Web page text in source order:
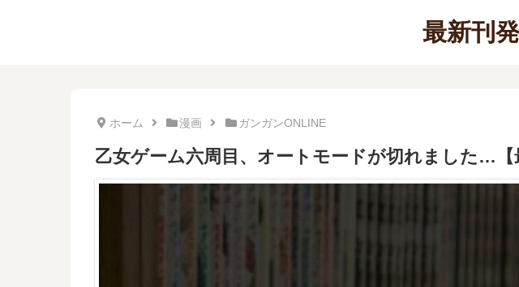
最新刊
ホーム 漫画 ガンガンONLINE
乙女ゲーム六周目、オートモードが切れました…